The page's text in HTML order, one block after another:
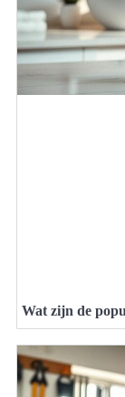
Wat zijn de